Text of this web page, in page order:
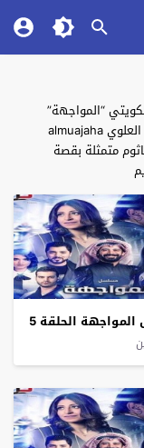
“المواجهة”
بطولة: حسين المنصور , شجون الهاجري , محمد العلوي almuajaha
متمثلة بقصة
الحلقة 5